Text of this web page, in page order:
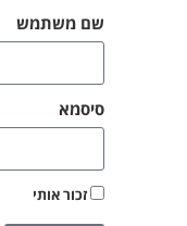
שם משתמש
סיסמא
זכור אותי